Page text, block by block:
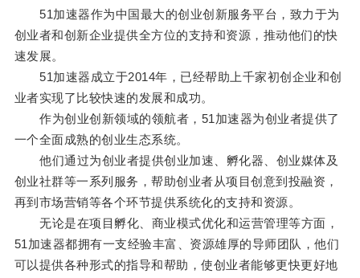
51加速器作为中国最大的创业创新服务平台，致力于为
创业者和创新企业提供全方位的支持和资源，推动他们的快
速发展。
51加速器成立于2014年，已经帮助上千家初创企业和创
业者实现了比较快速的发展和成功。
作为创业创新领域的领航者，51加速器为创业者提供了
一个全面成熟的创业生态系统。
他们通过为创业者提供创业加速、孵化器、创业媒体及
创业社群等一系列服务，帮助创业者从项目创意到投融资，
再到市场营销等各个环节提供系统化的支持和资源。
无论是在项目孵化、商业模式优化和运营管理等方面，
51加速器都拥有一支经验丰富、资源雄厚的导师团队，他们
可以提供各种形式的指导和帮助，使创业者能够更快更好地